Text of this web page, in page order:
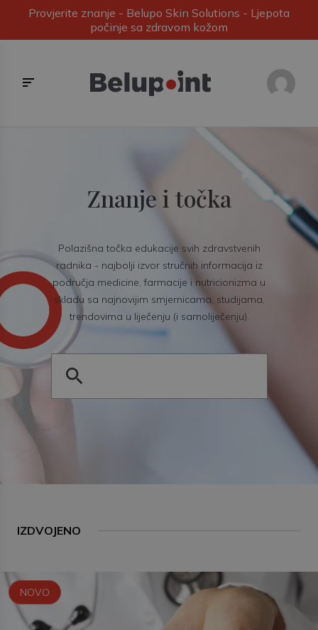
Provjerite znanje - Belupo Skin Solutions - Ljepota
počinje sa zdravom kožom
Znanje i točka
Polazišna točka edukacije svih zdravstvenih
radnika - najbolji izvor stručnih informacija iz
područja medicine, farmacije i nutricionizma u
skladu sa najnovijim smjernicama, studijama,
trendovima u liječenju (i samoliječenju).
IZDVOJENO
NOVO